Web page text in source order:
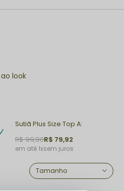
look
Sutiã Plus Size Top Alças Soft Preto
R$ 99,90R$ 79,92
1xsem juros